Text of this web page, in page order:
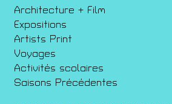
Architecture + Film
Expositions
Artists Print
Voyages
Activités scolaires
Saisons Précédentes